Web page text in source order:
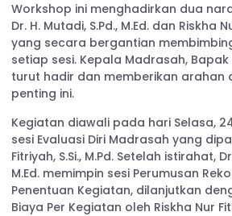
Workshop ini menghadirkan dua
Dr. H. Mutadi, S.Pd., M.Ed. dan Riskha
yang secara bergantian
setiap sesi. Kepala Madrasah, Bapak
turut hadir dan memberikan arahan
penting ini.
Kegiatan diawali pada hari Selasa,
sesi Evaluasi Diri Madrasah yang
Fitriyah, S.Si., M.Pd. Setelah istirahat,
M.Ed. memimpin sesi Perumusan
Penentuan Kegiatan, dilanjutkan
Biaya Per Kegiatan oleh Riskha Nur